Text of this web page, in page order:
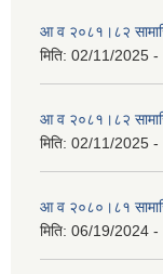
आ व २०८१।८२
मिति: 02/11/2025 -
आ व २०८१।८२
मिति: 02/11/2025 -
आ व २०८०।८१
मिति: 06/19/2024 -